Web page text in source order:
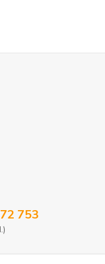
753